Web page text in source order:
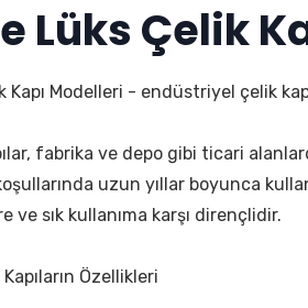
Lüks Çelik
Kapı Modelleri - endüstriyel çelik
fabrika ve depo gibi ticari
uzun yıllar boyunca
ve sık kullanıma karşı dirençlidir.
Özellikleri